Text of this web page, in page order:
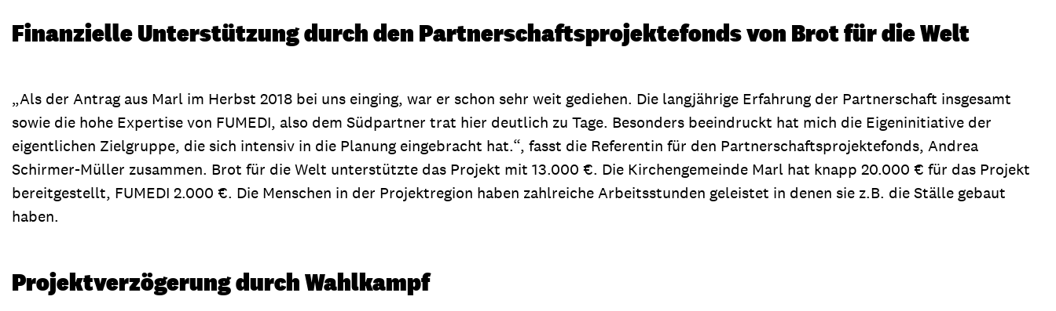
Finanzielle Unterstützung durch den Partnerschaftsprojektefonds von Brot für die Welt
„Als der Antrag aus Marl im Herbst 2018 bei uns einging, war er schon sehr weit gediehen. Die langjährige Erfahrung der Partnerschaft insgesamt
sowie die hohe Expertise von FUMEDI, also dem Südpartner trat hier deutlich zu Tage. Besonders beeindruckt hat mich die Eigeninitiative der
eigentlichen Zielgruppe, die sich intensiv in die Planung eingebracht hat.“, fasst die Referentin für den Partnerschaftsprojektefonds, Andrea
Schirmer-Müller zusammen. Brot für die Welt unterstützte das Projekt mit 13.000 €. Die Kirchengemeinde Marl hat knapp 20.000 € für das Projekt
bereitgestellt, FUMEDI 2.000 €. Die Menschen in der Projektregion haben zahlreiche Arbeitsstunden geleistet in denen sie z.B. die Ställe gebaut
haben.
Projektverzögerung durch Wahlkampf